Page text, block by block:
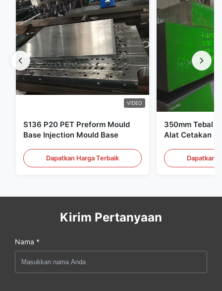
VIDEO
S136 P20 PET Preform Mould
Base Injection Mould Base
Dapatkan Harga Terbaik
350mm Tebal
Alat Cetakan
Dapatkan
Kirim Pertanyaan
Nama *